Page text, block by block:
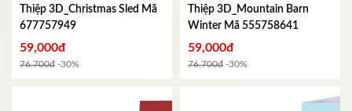
Thiệp 3D_Christmas Sled Mã
677757949
59,000đ
76,700đ -30%
Thiệp 3D_Mountain Barn
Winter Mã 555758641
59,000đ
76,700đ -30%